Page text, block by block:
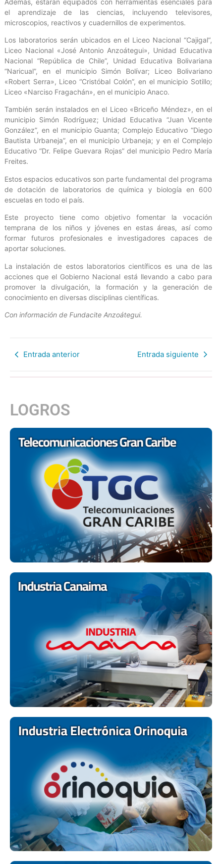
el aprendizaje de las ciencias, incluyendo televisores,
microscopios, reactivos y cuadernillos de experimentos.
Los laboratorios serán ubicados en el Liceo Nacional “Cajigal”,
Liceo Nacional «José Antonio Anzoátegui», Unidad Educativa
Nacional “República de Chile”, Unidad Educativa Bolivariana
“Naricual”, en el municipio Simón Bolívar; Liceo Bolivariano
«Robert Serra», Liceo “Cristóbal Colón”, en el municipio Sotillo;
Liceo «Narciso Fragachán», en el municipio Anaco.
También serán instalados en el Liceo «Briceño Méndez», en el
municipio Simón Rodríguez; Unidad Educativa “Juan Vicente
González”, en el municipio Guanta; Complejo Educativo “Diego
Bautista Urbaneja”, en el municipio Urbaneja; y en el Complejo
Educativo “Dr. Felipe Guevara Rojas” del municipio Pedro María
Freites.
Estos espacios educativos son parte fundamental del programa
de dotación de laboratorios de química y biología en 600
escuelas en todo el país.
Este proyecto tiene como objetivo fomentar la vocación
temprana de los niños y jóvenes en estas áreas, así como
formar futuros profesionales e investigadores capaces de
aportar soluciones.
La instalación de estos laboratorios científicos es una de las
acciones que el Gobierno Nacional está llevando a cabo para
promover la divulgación, la formación y la generación de
conocimiento en diversas disciplinas científicas.
Con información de Fundacite Anzoátegui.
Entrada anterior Entrada siguiente
LOGROS